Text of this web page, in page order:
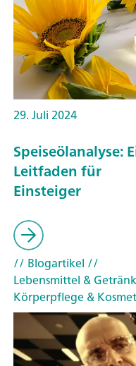
29. Juli 2024
Speiseölanalyse:
Leitfaden für
Einsteiger
// Blogartikel //
Lebensmittel &
Körperpflege &